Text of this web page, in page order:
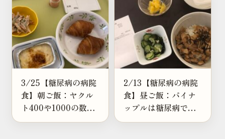
3/25【糖尿病の病院
食】朝ご飯：ヤクル
ト400や1000の数字
は何？毎朝飲んだ感
2/13【糖尿病の病院
食】昼ご飯：パイナ
ップルは糖尿病でも
食べられる？食べる